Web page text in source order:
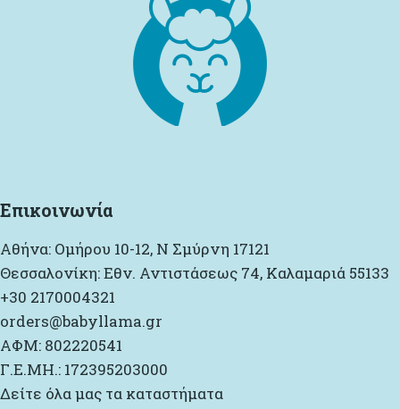
Επικοινωνία
Αθήνα: Ομήρου 10-12, Ν Σμύρνη 17121
Θεσσαλονίκη: Εθν. Αντιστάσεως 74, Καλαμαριά 55133
+30 2170004321
orders@babyllama.gr
ΑΦΜ: 802220541
Γ.Ε.ΜΗ.: 172395203000
Δείτε όλα μας τα καταστήματα